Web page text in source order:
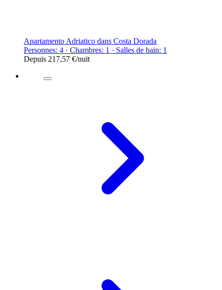
Apartamento Adriatico dans Costa Dorada
Personnes: 4 · Chambres: 1 · Salles de bain: 1
Depuis 217,57 €/nuit